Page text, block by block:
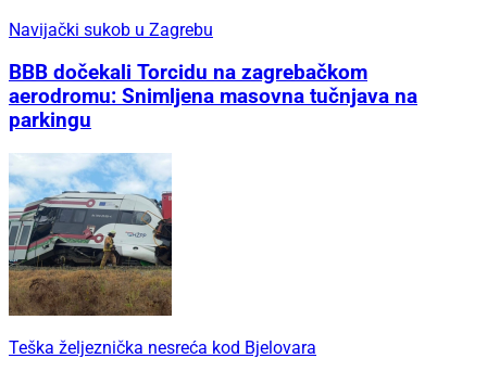
Navijački sukob u Zagrebu
BBB dočekali Torcidu na zagrebačkom
aerodromu: Snimljena masovna tučnjava na
parkingu
Teška željeznička nesreća kod Bjelovara